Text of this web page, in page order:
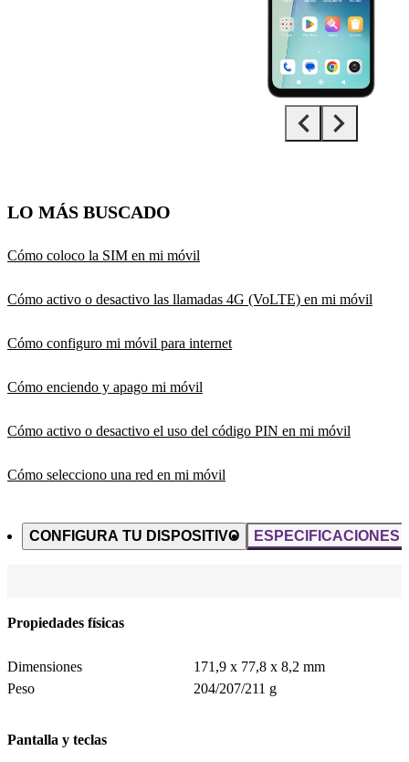
LO MÁS BUSCADO
Cómo coloco la SIM en mi móvil
Cómo activo o desactivo las llamadas 4G (VoLTE) en mi móvil
Cómo configuro mi móvil para internet
Cómo enciendo y apago mi móvil
Cómo activo o desactivo el uso del código PIN en mi móvil
Cómo selecciono una red en mi móvil
CONFIGURA TU DISPOSITIVO ESPECIFICACIONES
Propiedades físicas
Dimensiones
171,9 x 77,8 x 8,2 mm
Peso
204/207/211 g
Pantalla y teclas